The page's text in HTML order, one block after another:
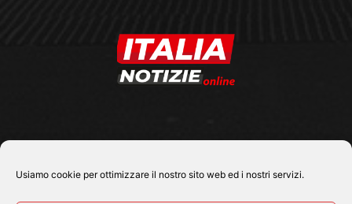
Usiamo cookie per ottimizzare il nostro sito web ed i nostri servizi.
SEGUICI SU